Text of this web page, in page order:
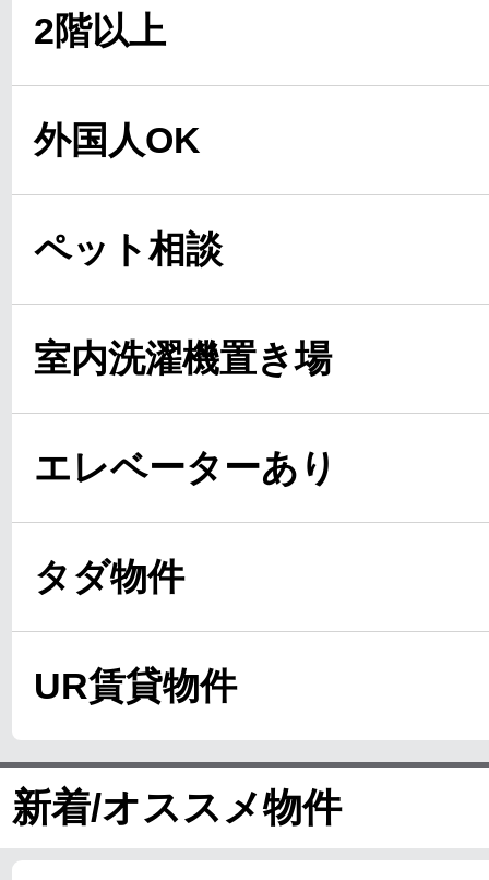
2階以上
外国人OK
ペット相談
室内洗濯機置き場
エレベーターあり
タダ物件
UR賃貸物件
新着/オススメ物件